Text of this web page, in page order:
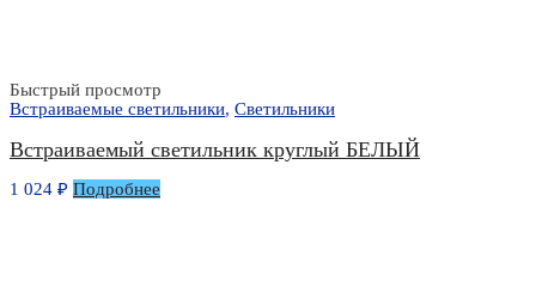
Быстрый просмотр
Встраиваемые светильники, Светильники
Встраиваемый светильник круглый БЕЛЫЙ
1 024 ₽ Подробнее